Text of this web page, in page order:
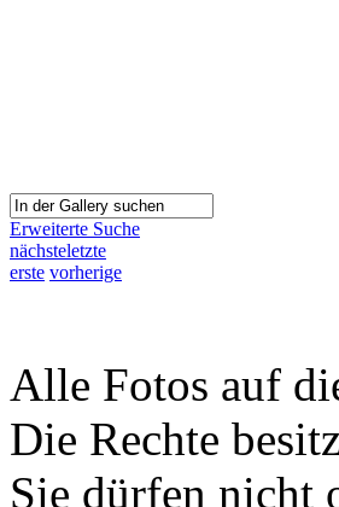
Erweiterte Suche
nächsteletzte
erste vorherige
Alle Fotos auf
Die Rechte
Sie dürfen nicht